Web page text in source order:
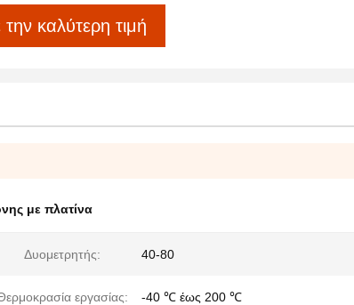
την καλύτερη τιμή
με πλατίνα
Δυομετρητής: 40-80
εργασίας: -40 ℃ έως 200 ℃